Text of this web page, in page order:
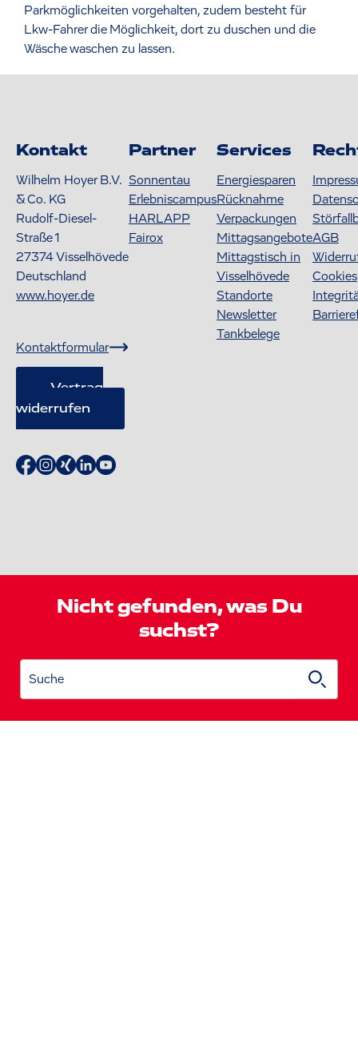
Parkmöglichkeiten vorgehalten, zudem besteht für
Lkw-Fahrer die Möglichkeit, dort zu duschen und die
Wäsche waschen zu lassen.
Kontakt
Wilhelm Hoyer B.V.
& Co. KG
Rudolf-Diesel-
Straße 1
27374Visselhövede
Deutschland
www.hoyer.de
Kontaktformular
Vertrag
widerrufen
Partner
Sonnentau
Erlebniscampus
HARLAPP
Fairox
Services
Energiesparen
Rücknahme
Verpackungen
Mittagsangebote
Mittagstisch in
Visselhövede
Standorte
Newsletter
Tankbelege
AGB
Cookies
Nicht gefunden, was Du
suchst?
Suche